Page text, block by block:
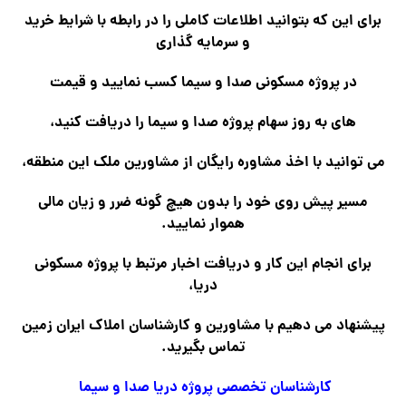
برای این که بتوانید اطلاعات کاملی را در رابطه با شرایط خرید
و سرمایه گذاری
در پروژه مسکونی صدا و سیما کسب نمایید و قیمت
های به روز سهام پروژه صدا و سیما را دریافت کنید،
می توانید با اخذ مشاوره رایگان از مشاورین ملک این منطقه،
مسیر پیش روی خود را بدون هیچ گونه ضرر و زیان مالی
هموار نمایید.
برای انجام این کار و دریافت اخبار مرتبط با پروژه مسکونی
دریا،
پیشنهاد می دهیم با مشاورین و کارشناسان املاک ایران زمین
تماس بگیرید.
کارشناسان تخصصی پروژه دریا صدا و سیما